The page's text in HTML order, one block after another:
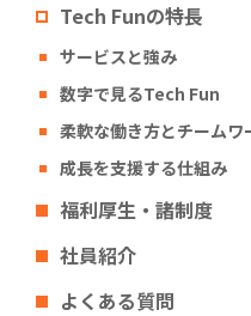
Tech Funの特長
サービスと強み
数字で見るTech Fun
柔軟な働き方とチームワ
成長を支援する仕組み
福利厚生・諸制度
社員紹介
よくある質問